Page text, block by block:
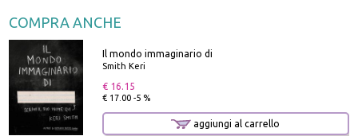
COMPRA ANCHE
Il mondo immaginario di
Smith Keri
€ 16.15
€ 17.00 -5 %
aggiungi al carrello